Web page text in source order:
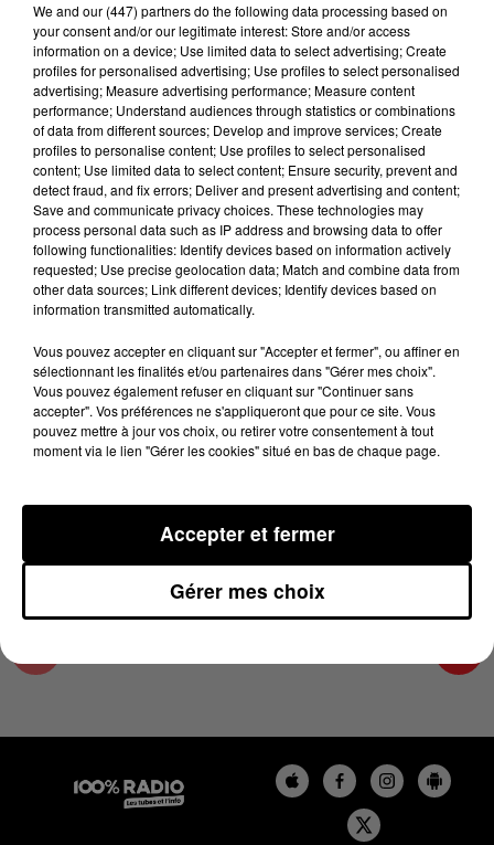
Lecture (4 min 9 sec)
100%
100% Radio les infos de l'Ariege
31 janvier 2024 - 4 min 9 sec
LES INFOS DE L'ARIEGE DU 31/01/2024 À
08H31
Podcasts infos de l'Ariège
We and our (447) partnersdo the following data processing based on
your consent and/or our legitimate interest: Store and/or access
information on a device; Use limited data to select advertising; Create
profiles for personalised advertising; Use profiles to select personalised
advertising; Measure advertising performance; Measure content
performance; Understand audiences through statistics or combinations
of data from different sources; Develop and improve services; Create
profiles to personalise content; Use profiles to select personalised
content; Use limited data to select content; Ensure security, prevent and
detect fraud, and fix errors; Deliver and present advertising and content;
Save and communicate privacy choices. These technologies may
process personal data such as IP address and browsing data to offer
following functionalities: Identify devices based on information actively
requested; Use precise geolocation data; Match and combine data from
other data sources; Link different devices; Identify devices based on
information transmitted automatically.
Vous pouvez accepter en cliquant sur "Accepter et fermer", ou affiner en
sélectionnant les finalités et/ou partenaires dans "Gérer mes choix".
Vous pouvez également refuser en cliquant sur "Continuer sans
accepter". Vos préférences ne s'appliqueront que pour ce site. Vous
pouvez mettre à jour vos choix, ou retirer votre consentement à tout
moment via le lien "Gérer les cookies" situé en bas de chaque page.
Gérer mes choix
Accepter et fermer